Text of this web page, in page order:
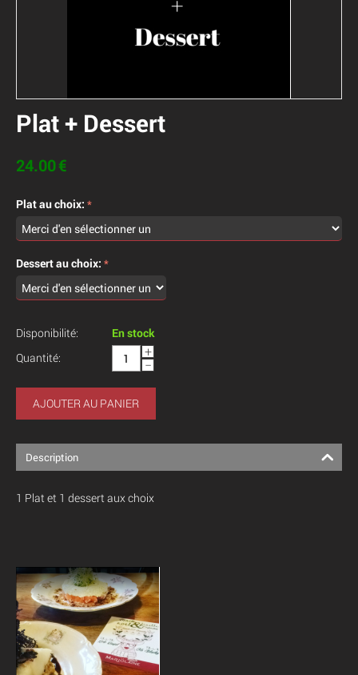
Plat + Dessert
24.00€
Plat au choix:
Dessert au choix:
Disponibilité:
En stock
Quantité:
+
−
AJOUTER AU PANIER
Description
1 Plat et 1 dessert aux choix